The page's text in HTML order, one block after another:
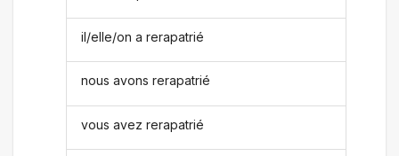
il/elle/on a rerapatrié
nous avons rerapatrié
vous avez rerapatrié